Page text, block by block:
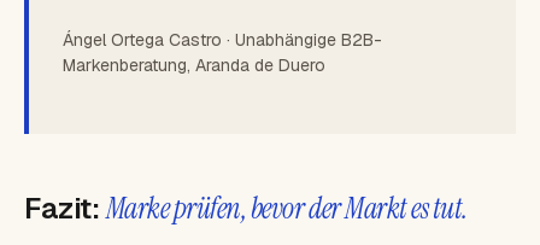
Ángel Ortega Castro · Unabhängige B2B-
Markenberatung, Aranda de Duero
Fazit:Marke prüfen, bevor der Markt es tut.